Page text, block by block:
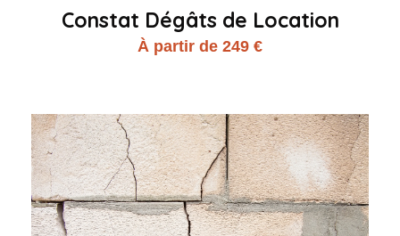
Constat Dégâts de Location
À partir de 249 €